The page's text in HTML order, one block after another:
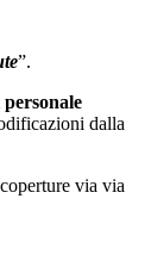
”.
dalla
via via